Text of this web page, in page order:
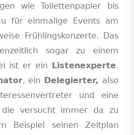
wie Toilettenpapier bis
für einmalige Events am
Frühlingskonzerte. Das
sogar zu einem
ist er ein Listenexperte.
, ein Delegierter, also
und eine
versucht immer da zu
Beispiel seinen Zeitplan